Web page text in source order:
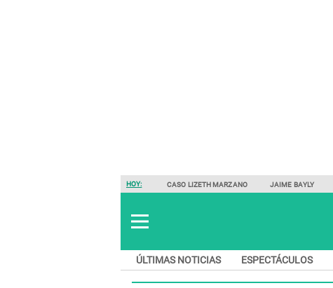
HOY: CASO LIZETH MARZANO JAIME BAYLY
ÚLTIMAS NOTICIAS ESPECTÁCULOS